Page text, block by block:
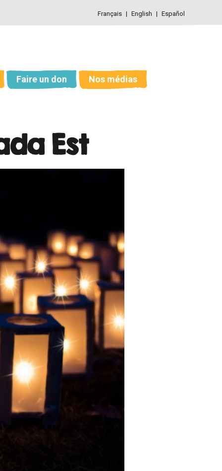
Français English Español
Faire un don Nos médias
Est